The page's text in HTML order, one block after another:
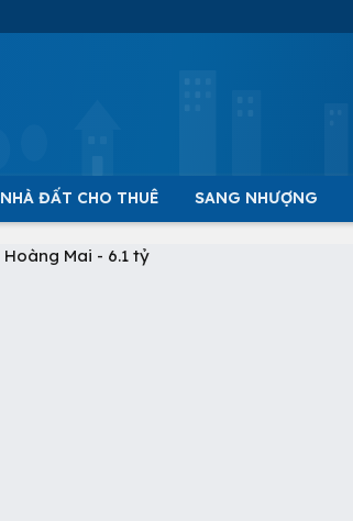
NHÀ ĐẤT CHO THUÊ SANG NHƯỢNG